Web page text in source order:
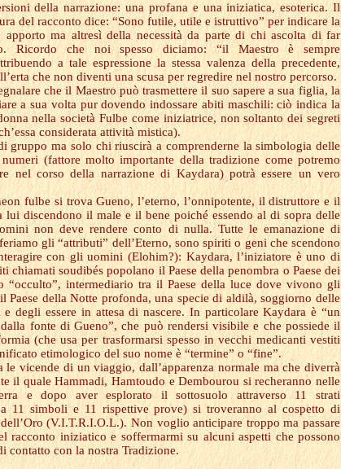
della narrazione: una profana e una iniziatica, esoterica. Il
del racconto dice: “Sono futile, utile e istruttivo” per indicare la
apporto ma altresì della necessità da parte di chi ascolta di far
Ricordo che noi spesso diciamo: “il Maestro è sempre
a tale espressione la stessa valenza della precedente,
che non diventi una scusa per regredire nel nostro percorso.
che il Maestro può trasmettere il suo sapere a sua figlia, la
a sua volta pur dovendo indossare abiti maschili: ciò indica la
nella società Fulbe come iniziatrice, non soltanto dei segreti
considerata attività mistica).
gruppo ma solo chi riuscirà a comprenderne la simbologia delle
(fattore molto importante della tradizione come potremo
nel corso della narrazione di Kaydara) potrà essere un vero
fulbe si trova Gueno, l’eterno, l’onnipotente, il distruttore e il
lui discendono il male e il bene poiché essendo al di sopra delle
non deve rendere conto di nulla. Tutte le emanazione di
gli “attributi” dell’Eterno, sono spiriti o geni che scendono
con gli uomini (Elohim?): Kaydara, l’iniziatore è uno di
chiamati soudibés popolano il Paese della penombra o Paese dei
“occulto”, intermediario tra il Paese della luce dove vivono gli
Paese della Notte profonda, una specie di aldilà, soggiorno delle
degli essere in attesa di nascere. In particolare Kaydara è “un
fonte di Gueno”, che può rendersi visibile e che possiede il
(che usa per trasformarsi spesso in vecchi medicanti vestiti
etimologico del suo nome è “termine” o “fine”.
le vicende di un viaggio, dall’apparenza normale ma che diverrà
il quale Hammadi, Hamtoudo e Dembourou si recheranno nelle
e dopo aver esplorato il sottosuolo attraverso 11 strati
11 simboli e 11 rispettive prove) si troveranno al cospetto di
(V.I.T.R.I.O.L.). Non voglio anticipare troppo ma passare
racconto iniziatico e soffermarmi su alcuni aspetti che possono
contatto con la nostra Tradizione.